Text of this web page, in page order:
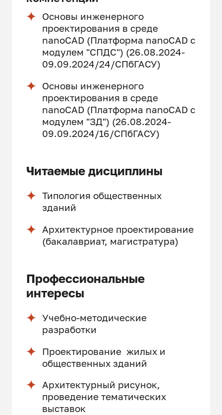
Основы инженерного
проектирования в среде
nanoCAD (Платформа nanoCAD c
модулем "СПДС") (26.08.2024-
09.09.2024/24/СПбГАСУ)
Основы инженерного
проектирования в среде
nanoCAD (Платформа nanoCAD с
модулем "ЗД") (26.08.2024-
09.09.2024/16/СПбГАСУ)
Читаемые дисциплины
Типология общественных
зданий
Архитектурное проектирование
(бакалавриат, магистратура)
Профессиональные
интересы
Учебно-методические
разработки
Проектирование жилых и
общественных зданий
Архитектурный рисунок,
проведение тематических
выставок